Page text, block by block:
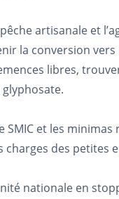
artisanale et
la conversion vers
libres,
SMIC et les
charges des petites
nationale en